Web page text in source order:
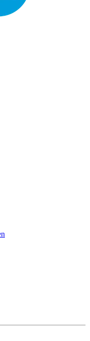
aktuellen Setup ab:
können neue
Open CTI
Wir haben für alle
Strategie
Salesforce-
CTI ist in die letzte
Umgebung bis zu
dürfen die
neue Agentforce-
auf diese moderne
Agentforce-
und die
ergreife?
Ihr System lediglich
profitiert nicht von
Die weitere
durch Agentforce und
Am
Framework das